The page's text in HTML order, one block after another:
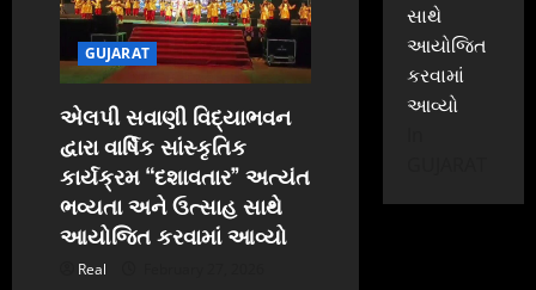
GUJARAT
એલપી સવાણી વિદ્યાભવન
દ્વારા વાર્ષિક સાંસ્કૃતિક
કાર્યક્રમ “દશાવતાર” અત્યંત
ભવ્યતા અને ઉત્સાહ સાથે
આયોજિત કરવામાં આવ્યો
Real
સાથે
આયોજિત
કરવામાં
આવ્યો